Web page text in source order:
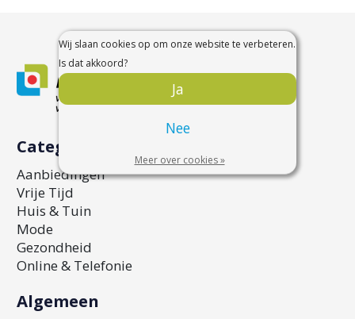
Categorieën
Aanbiedingen
Vrije Tijd
Huis & Tuin
Mode
Gezondheid
Online & Telefonie
Algemeen
Wij slaan cookies op om onze website te verbeteren.
Is dat akkoord?
Ja
Nee
Meer over cookies »